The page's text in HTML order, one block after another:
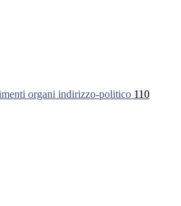
organi indirizzo-politico 110